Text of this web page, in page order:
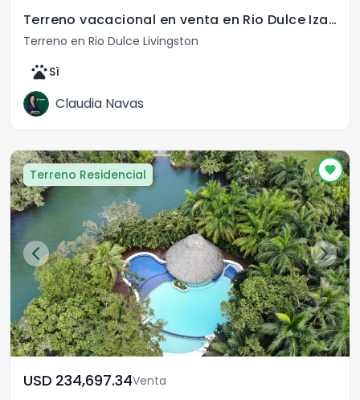
Terreno vacacional en venta en Rio Dulce Izabal
Terreno en Rio Dulce Livingston
petsSì
Claudia Navas
Terreno Residencial
USD	234,697.34Venta